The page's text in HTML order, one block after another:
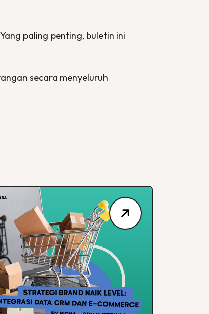
paling penting, buletin ini
secara menyeluruh